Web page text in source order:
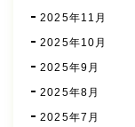
2025年11月
2025年10月
2025年9月
2025年8月
2025年7月